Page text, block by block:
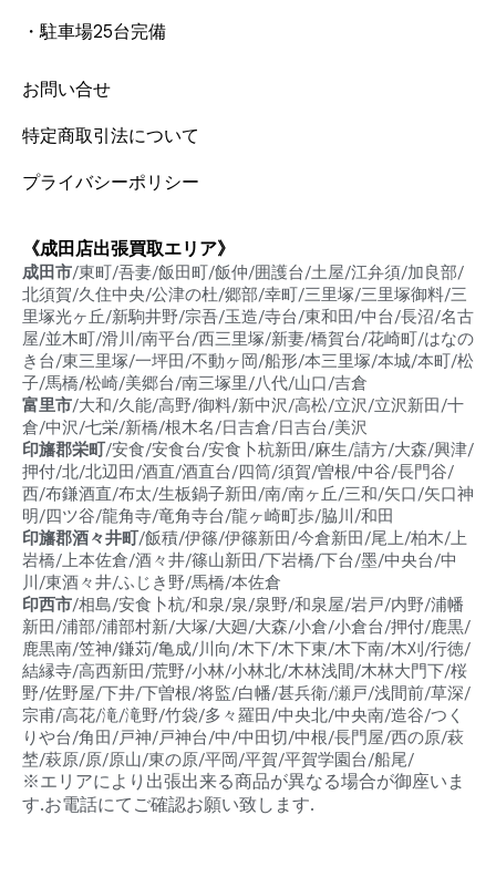
・駐車場25台完備
お問い合せ
特定商取引法について
プライバシーポリシー
《成田店出張買取エリア》
成田市/東町/吾妻/飯田町/飯仲/囲護台/土屋/江弁須/加良部/
北須賀/久住中央/公津の杜/郷部/幸町/三里塚/三里塚御料/三
里塚光ヶ丘/新駒井野/宗吾/玉造/寺台/東和田/中台/長沼/名古
屋/並木町/滑川/南平台/西三里塚/新妻/橋賀台/花崎町/はなの
き台/東三里塚/一坪田/不動ヶ岡/船形/本三里塚/本城/本町/松
子/馬橋/松崎/美郷台/南三塚里/八代/山口/吉倉
富里市/大和/久能/高野/御料/新中沢/高松/立沢/立沢新田/十
倉/中沢/七栄/新橋/根木名/日吉倉/日吉台/美沢
印旛郡栄町/安食/安食台/安食卜杭新田/麻生/請方/大森/興津/
押付/北/北辺田/酒直/酒直台/四筒/須賀/曽根/中谷/長門谷/
西/布鎌酒直/布太/生板鍋子新田/南/南ヶ丘/三和/矢口/矢口神
明/四ツ谷/龍角寺/竜角寺台/龍ヶ崎町歩/脇川/和田
印旛郡酒々井町/飯積/伊篠/伊篠新田/今倉新田/尾上/柏木/上
岩橋/上本佐倉/酒々井/篠山新田/下岩橋/下台/墨/中央台/中
川/東酒々井/ふじき野/馬橋/本佐倉
印西市/相島/安食卜杭/和泉/泉/泉野/和泉屋/岩戸/内野/浦幡
新田/浦部/浦部村新/大塚/大廻/大森/小倉/小倉台/押付/鹿黒/
鹿黒南/笠神/鎌苅/亀成/川向/木下/木下東/木下南/木刈/行徳/
結縁寺/高西新田/荒野/小林/小林北/木林浅間/木林大門下/桜
野/佐野屋/下井/下曽根/将監/白幡/甚兵衛/瀬戸/浅間前/草深/
宗甫/高花/滝/滝野/竹袋/多々羅田/中央北/中央南/造谷/つく
りや台/角田/戸神/戸神台/中/中田切/中根/長門屋/西の原/萩
埜/萩原/原/原山/東の原/平岡/平賀/平賀学園台/船尾/
※エリアにより出張出来る商品が異なる場合が御座いま
す.お電話にてご確認お願い致します.